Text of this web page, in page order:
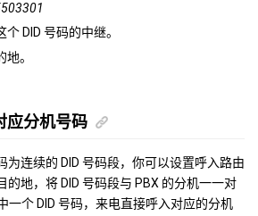
DID 号码的中继。
地。
应分机号码
为连续的 DID 号码段，你可以设置呼入路由
的地，将 DID 号码段与 PBX 的分机一一对
一个 DID 号码，来电直接呼入对应的分机